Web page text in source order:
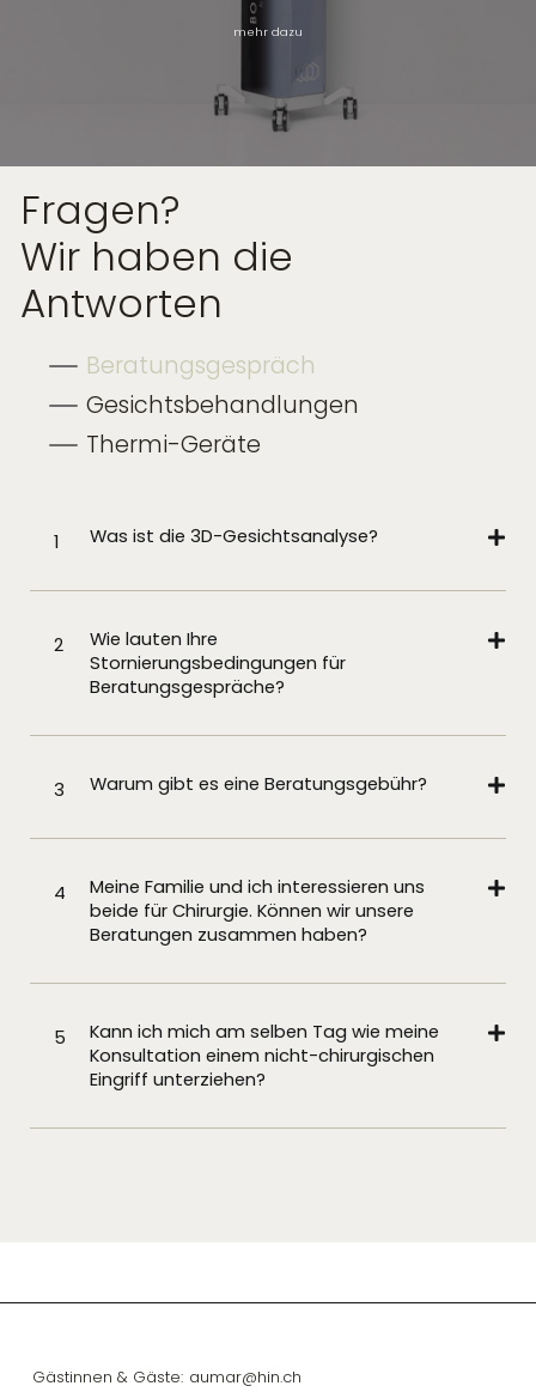
mehr dazu
Fragen?
Wir haben die
Antworten
Beratungsgespräch
Gesichtsbehandlungen
Thermi-Geräte
1 Was ist die 3D-Gesichtsanalyse?
2
Wie lauten Ihre
Stornierungsbedingungen für
Beratungsgespräche?
3 Warum gibt es eine Beratungsgebühr?
4
Meine Familie und ich interessieren uns
beide für Chirurgie. Können wir unsere
Beratungen zusammen haben?
5
Kann ich mich am selben Tag wie meine
Konsultation einem nicht-chirurgischen
Eingriff unterziehen?
Gästinnen & Gäste: aumar@hin.ch